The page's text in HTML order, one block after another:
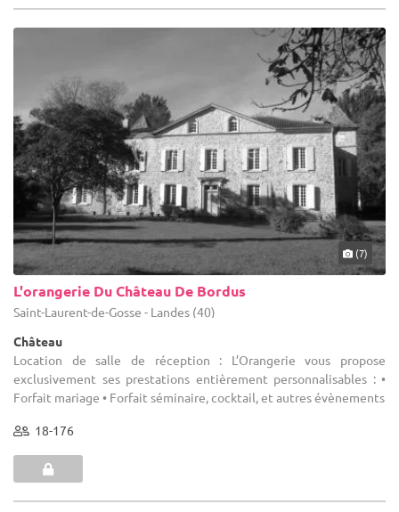
(7)
L'orangerie Du Château De Bordus
Saint-Laurent-de-Gosse - Landes (40)
Château
Location de salle de réception : L’Orangerie vous propose
exclusivement ses prestations entièrement personnalisables : •
Forfait mariage • Forfait séminaire, cocktail, et autres évènements
18-176